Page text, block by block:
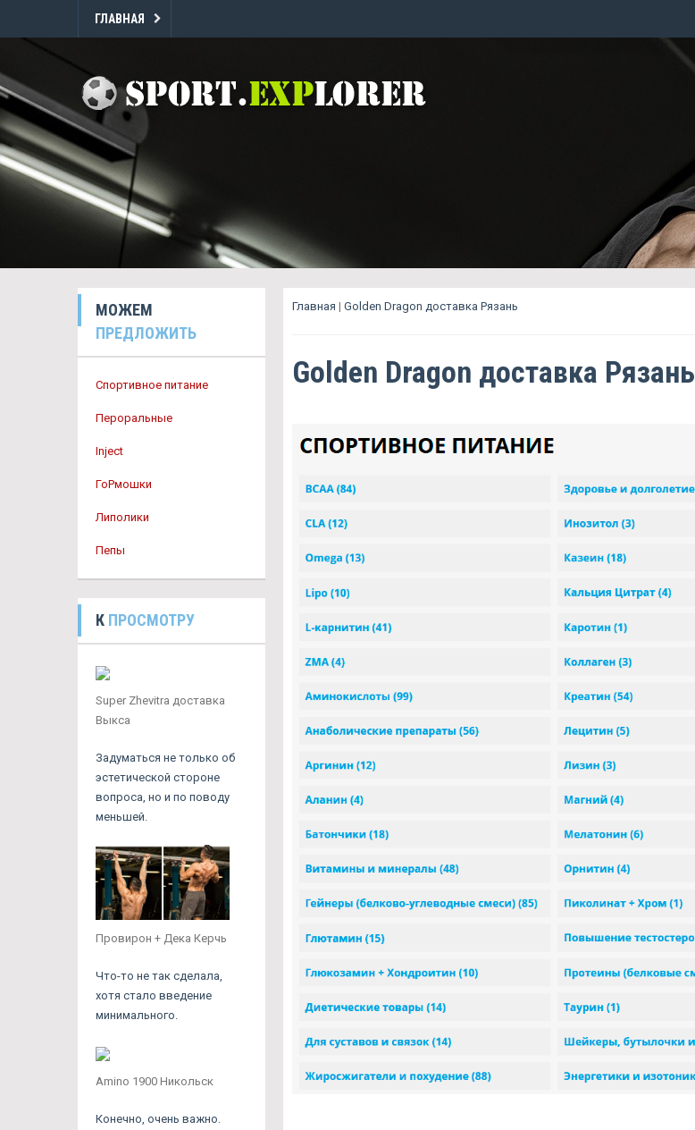
ГЛАВНАЯ
МОЖЕМ
ПРЕДЛОЖИТЬ
Спортивное питание
Пероральные
Inject
ГоРмошки
Липолики
Пепы
К ПРОСМОТРУ
Super Zhevitra доставка
Выкса
Задуматься не только об
эстетической стороне
вопроса, но и по поводу
меньшей.
Провирон + Дека Керчь
Что-то не так сделала,
хотя стало введение
минимального.
Amino 1900 Никольск
Конечно, очень важно.
Главная | Golden Dragon доставка Рязань
Golden Dragon доставка Рязань